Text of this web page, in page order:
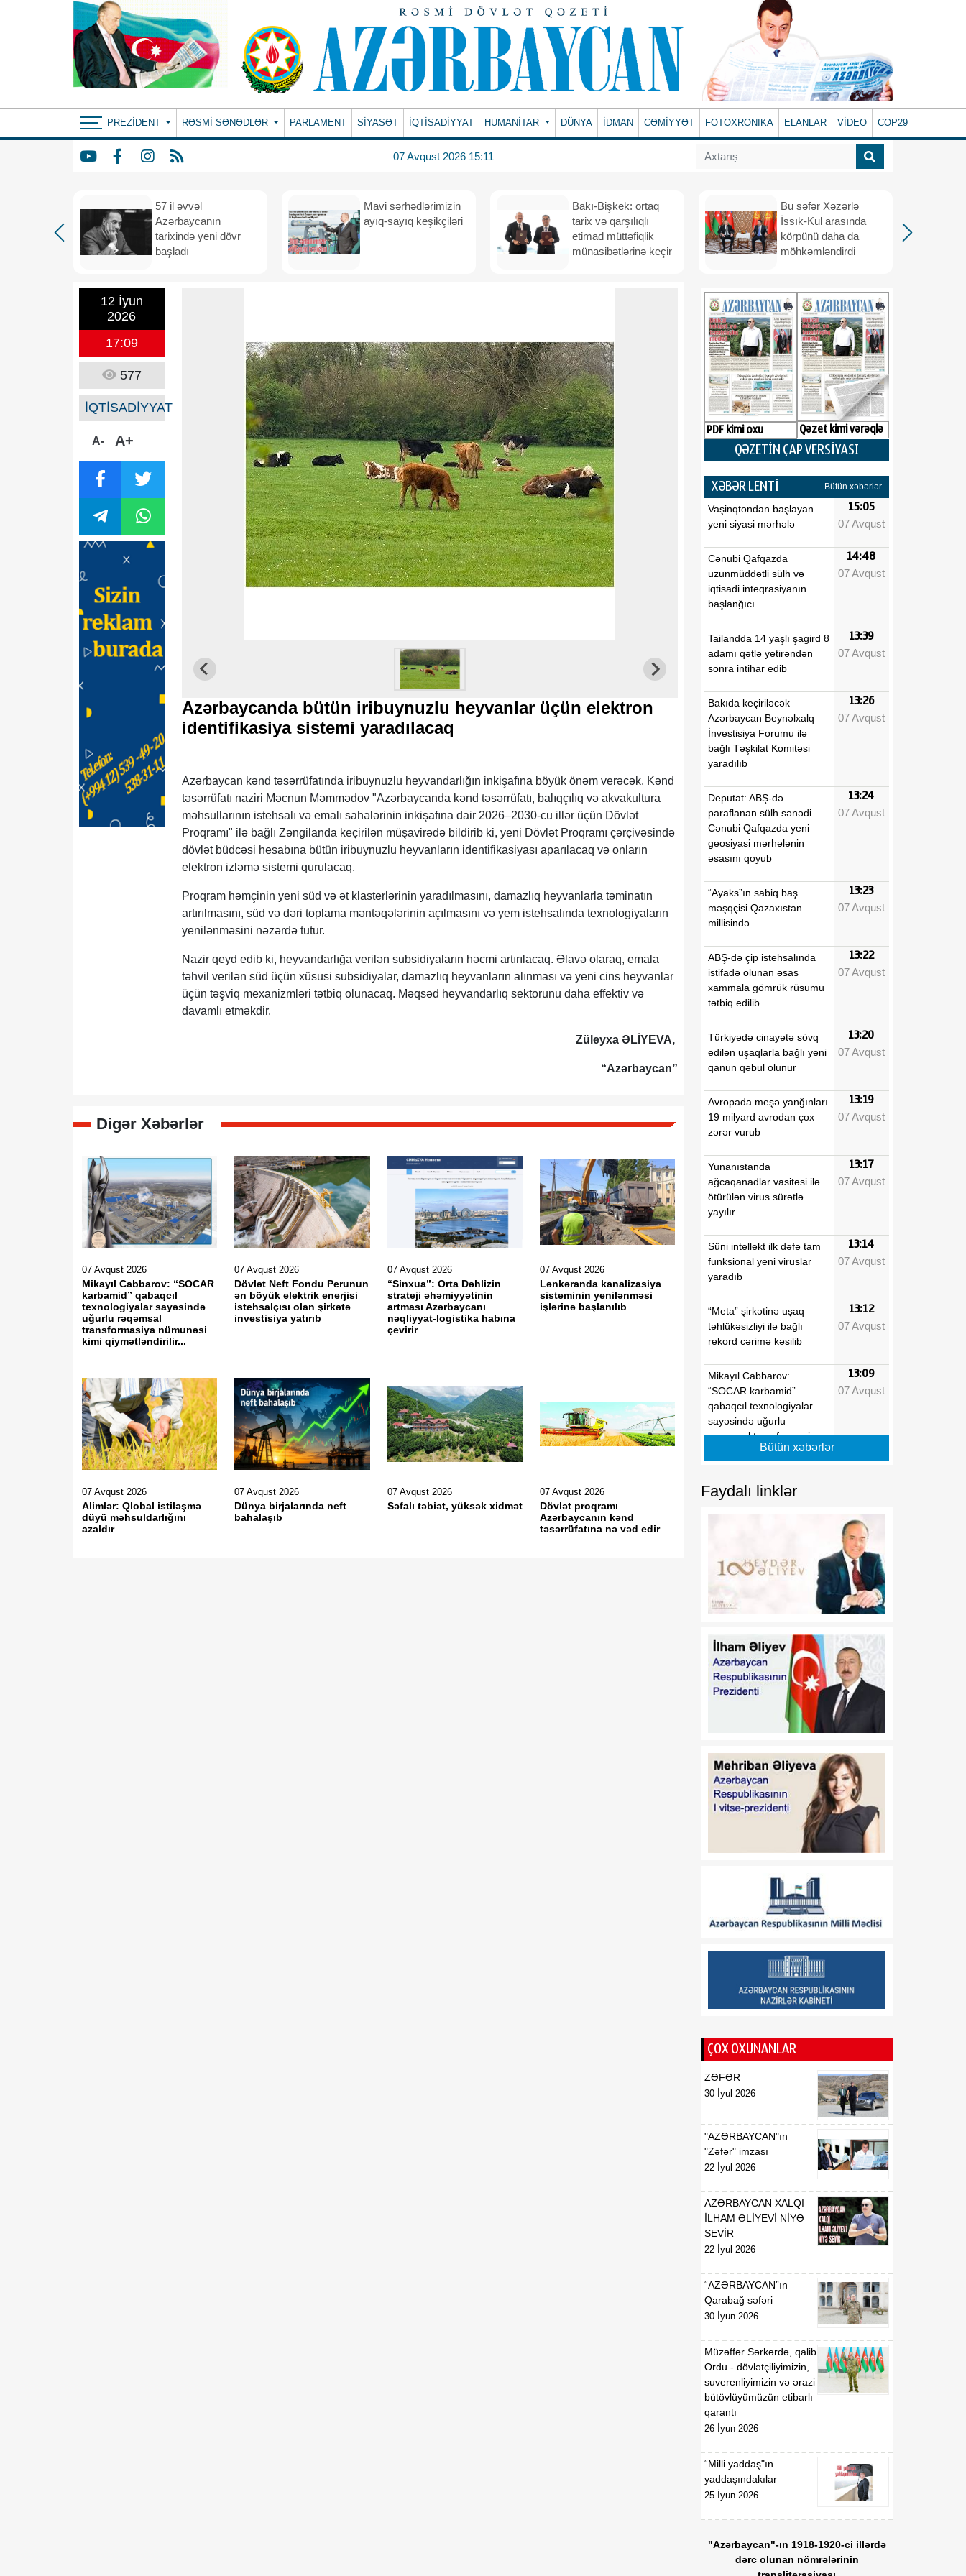
PREZIDENT RƏSMI SƏNƏDLƏR PARLAMENT SİYASƏT İQTİSADİYYAT HUMANITAR DÜNYA İDMAN CƏMİYYƏT FOTOXRONIKA ELANLAR VİDEO COP29
07 Avqust 2026 15:11
57 il əvvəl
Azərbaycanın
tarixində yeni dövr
başladı
Mavi sərhədlərimizin
ayıq-sayıq keşikçiləri
Bakı-Bişkek: ortaq
tarix və qarşılıqlı
etimad müttəfiqlik
münasibətlərinə keçir
Bu səfər Xəzərlə
İssık-Kul arasında
körpünü daha da
möhkəmləndirdi
12 İyun
2026
17:09
577
İQTİSADİYYAT
A- A+
Azərbaycanda bütün iribuynuzlu heyvanlar üçün elektron
identifikasiya sistemi yaradılacaq
Azərbaycan kənd təsərrüfatında iribuynuzlu heyvandarlığın inkişafına böyük önəm verəcək. Kənd
təsərrüfatı naziri Məcnun Məmmədov "Azərbaycanda kənd təsərrüfatı, balıqçılıq və akvakultura
məhsullarının istehsalı və emalı sahələrinin inkişafına dair 2026–2030-cu illər üçün Dövlət
Proqramı" ilə bağlı Zəngilanda keçirilən müşavirədə bildirib ki, yeni Dövlət Proqramı çərçivəsində
dövlət büdcəsi hesabına bütün iribuynuzlu heyvanların identifikasiyası aparılacaq və onların
elektron izləmə sistemi qurulacaq.
Proqram həmçinin yeni süd və ət klasterlərinin yaradılmasını, damazlıq heyvanlarla təminatın
artırılmasını, süd və dəri toplama məntəqələrinin açılmasını və yem istehsalında texnologiyaların
yenilənməsini nəzərdə tutur.
Nazir qeyd edib ki, heyvandarlığa verilən subsidiyaların həcmi artırılacaq. Əlavə olaraq, emala
təhvil verilən süd üçün xüsusi subsidiyalar, damazlıq heyvanların alınması və yeni cins heyvanlar
üçün təşviq mexanizmləri tətbiq olunacaq. Məqsəd heyvandarlıq sektorunu daha effektiv və
davamlı etməkdir.
Züleyxa ƏLİYEVA,
“Azərbaycan”
Digər Xəbərlər
07 Avqust 2026
Mikayıl Cabbarov: “SOCAR
karbamid” qabaqcıl
texnologiyalar sayəsində
uğurlu rəqəmsal
transformasiya nümunəsi
kimi qiymətləndirilir...
07 Avqust 2026
Dövlət Neft Fondu Perunun
ən böyük elektrik enerjisi
istehsalçısı olan şirkətə
investisiya yatırıb
07 Avqust 2026
“Sinxua”: Orta Dəhlizin
strateji əhəmiyyətinin
artması Azərbaycanı
nəqliyyat-logistika habına
çevirir
07 Avqust 2026
Lənkəranda kanalizasiya
sisteminin yenilənməsi
işlərinə başlanılıb
07 Avqust 2026
Alimlər: Qlobal istiləşmə
düyü məhsuldarlığını
azaldır
07 Avqust 2026
Dünya birjalarında neft
bahalaşıb
07 Avqust 2026
Səfalı təbiət, yüksək xidmət
07 Avqust 2026
Dövlət proqramı
Azərbaycanın kənd
təsərrüfatına nə vəd edir
PDF kimi oxu Qəzet kimi vərəqlə
QƏZETİN ÇAP VERSİYASI
XƏBƏR LENTİ Bütün xəbərlər
Vaşinqtondan başlayan
yeni siyasi mərhələ
15:05
07 Avqust
Cənubi Qafqazda
uzunmüddətli sülh və
iqtisadi inteqrasiyanın
başlanğıcı
14:48
07 Avqust
Tailandda 14 yaşlı şagird 8
adamı qətlə yetirəndən
sonra intihar edib
13:39
07 Avqust
Bakıda keçiriləcək
Azərbaycan Beynəlxalq
İnvestisiya Forumu ilə
bağlı Təşkilat Komitəsi
yaradılıb
13:26
07 Avqust
Deputat: ABŞ-də
paraflanan sülh sənədi
Cənubi Qafqazda yeni
geosiyasi mərhələnin
əsasını qoyub
13:24
07 Avqust
“Ayaks”ın sabiq baş
məşqçisi Qazaxıstan
millisində
13:23
07 Avqust
ABŞ-də çip istehsalında
istifadə olunan əsas
xammala gömrük rüsumu
tətbiq edilib
13:22
07 Avqust
Türkiyədə cinayətə sövq
edilən uşaqlarla bağlı yeni
qanun qəbul olunur
13:20
07 Avqust
Avropada meşə yanğınları
19 milyard avrodan çox
zərər vurub
13:19
07 Avqust
Yunanıstanda
ağcaqanadlar vasitəsi ilə
ötürülən virus sürətlə
yayılır
13:17
07 Avqust
Süni intellekt ilk dəfə tam
funksional yeni viruslar
yaradıb
13:14
07 Avqust
“Meta” şirkətinə uşaq
təhlükəsizliyi ilə bağlı
rekord cərimə kəsilib
13:12
07 Avqust
Mikayıl Cabbarov:
“SOCAR karbamid”
qabaqcıl texnologiyalar
sayəsində uğurlu
rəqəmsal transformasiya
nümunəsi kimi
13:09
07 Avqust
Paytaxtda 7 təhsil
müəssisəsində tikinti və
07 Avqust
Bədii gimnastika üzrə 31-
çatıb
12:54
07 Avqust
Perunun ən böyük elektrik
enerjisi istehsalçısı olan
şirkətə investisiya yatırıb
07 Avqust
Azərbaycan film layihəsi
beynəlxalq nüfuzlu qrantın
07 Avqust
Vaşinqton görüşü:
Azərbaycan sülh
gündəliyini və regionun
istiqamətlərini müəyyən
edən dövlətə çevrildi
12:51
07 Avqust
“Sinxua”: Orta Dəhlizin
strateji əhəmiyyətinin
artması Azərbaycanı
nəqliyyat-logistika habına
Donald Tramp ABŞ-də
"doğum turizmi"ni yenidən
qadağan etmək istəyir
07 Avqust
Nabranda təmizlik aksiyası
keçirilib
07 Avqust
Bütün xəbərlər
Faydalı linklər
ÇOX OXUNANLAR
ZƏFƏR
30 İyul 2026
"AZƏRBAYCAN"ın
"Zəfər" imzası
22 İyul 2026
AZƏRBAYCAN XALQI
İLHAM ƏLİYEVİ NİYƏ
SEVİR
22 İyul 2026
“AZƏRBAYCAN”ın
Qarabağ səfəri
30 İyun 2026
Müzəffər Sərkərdə, qalib
Ordu - dövlətçiliyimizin,
suverenliyimizin və ərazi
bütövlüyümüzün etibarlı
qarantı
26 İyun 2026
“Milli yaddaş"ın
yaddaşındakılar
25 İyun 2026
"Azərbaycan"-ın 1918-1920-ci illərdə
dərc olunan nömrələrinin